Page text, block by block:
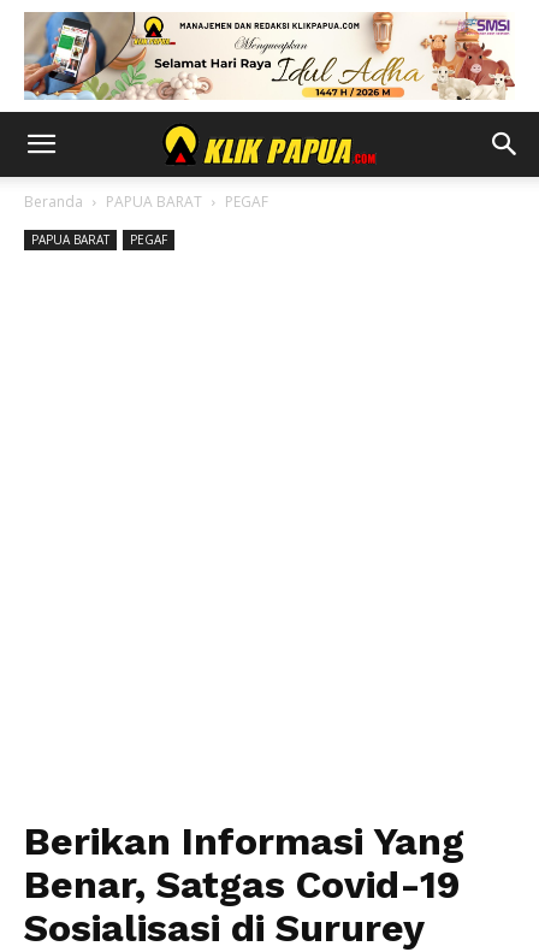
Beranda PAPUA BARAT PEGAF
PAPUA BARAT PEGAF
Berikan Informasi Yang
Benar, Satgas Covid-19
Sosialisasi di Sururey